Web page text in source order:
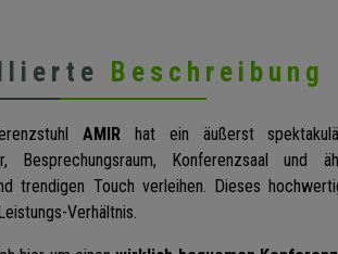
Beschreibung
AMIR hat ein äußerst
Besprechungsraum, Konferenzsaal und
trendigen Touch verleihen. Dieses
Verhältnis.